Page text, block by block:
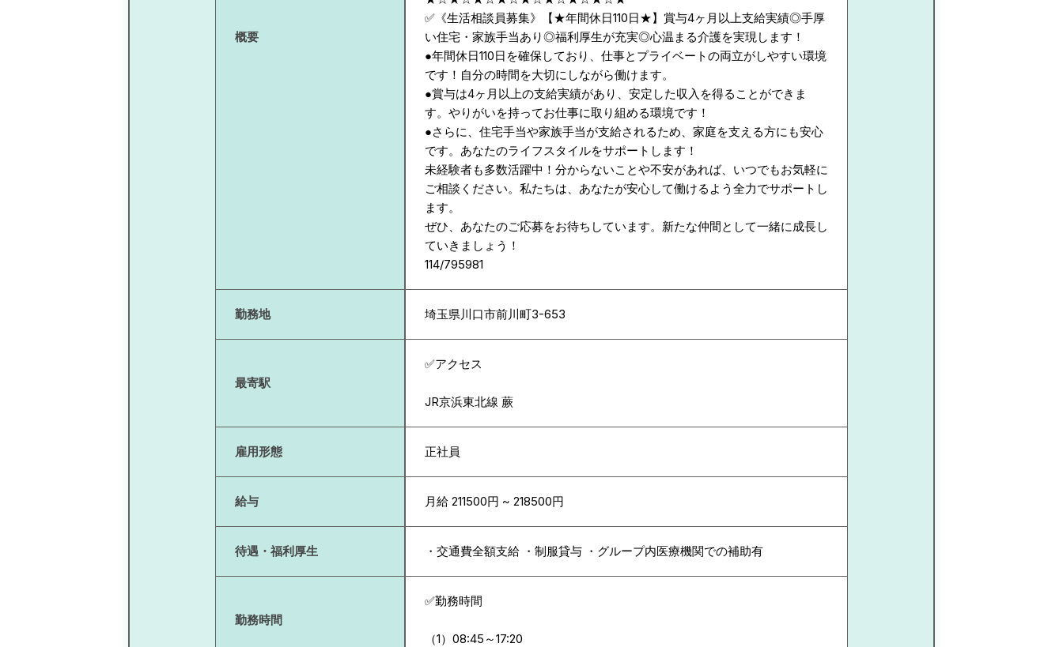
概要
✅《生活相談員募集》【★年間休日110日★】賞与4ヶ月以上支給実績◎手厚
い住宅・家族手当あり◎福利厚生が充実◎心温まる介護を実現します！
●年間休日110日を確保しており、仕事とプライベートの両立がしやすい環境
です！自分の時間を大切にしながら働けます。
●賞与は4ヶ月以上の支給実績があり、安定した収入を得ることができま
す。やりがいを持ってお仕事に取り組める環境です！
●さらに、住宅手当や家族手当が支給されるため、家庭を支える方にも安心
です。あなたのライフスタイルをサポートします！
未経験者も多数活躍中！分からないことや不安があれば、いつでもお気軽に
ご相談ください。私たちは、あなたが安心して働けるよう全力でサポートし
ます。
ぜひ、あなたのご応募をお待ちしています。新たな仲間として一緒に成長し
ていきましょう！
114/795981
勤務地 埼玉県川口市前川町3-653
最寄駅
✅アクセス
JR京浜東北線 蕨
雇用形態 正社員
給与 月給 211500円 ~ 218500円
待遇・福利厚生 ・交通費全額支給 ・制服貸与 ・グループ内医療機関での補助有
勤務時間
✅勤務時間
（1）08:45～17:20